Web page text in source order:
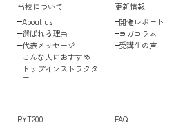
当校について
About us
選ばれる理由
代表メッセージ
こんな人におすすめ
トップインストラクタ
ー
更新情報
開催レポート
ヨガコラム
受講生の声
RYT200 FAQ